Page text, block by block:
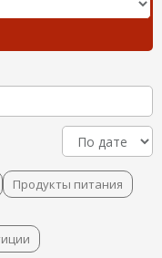
Продукты питания